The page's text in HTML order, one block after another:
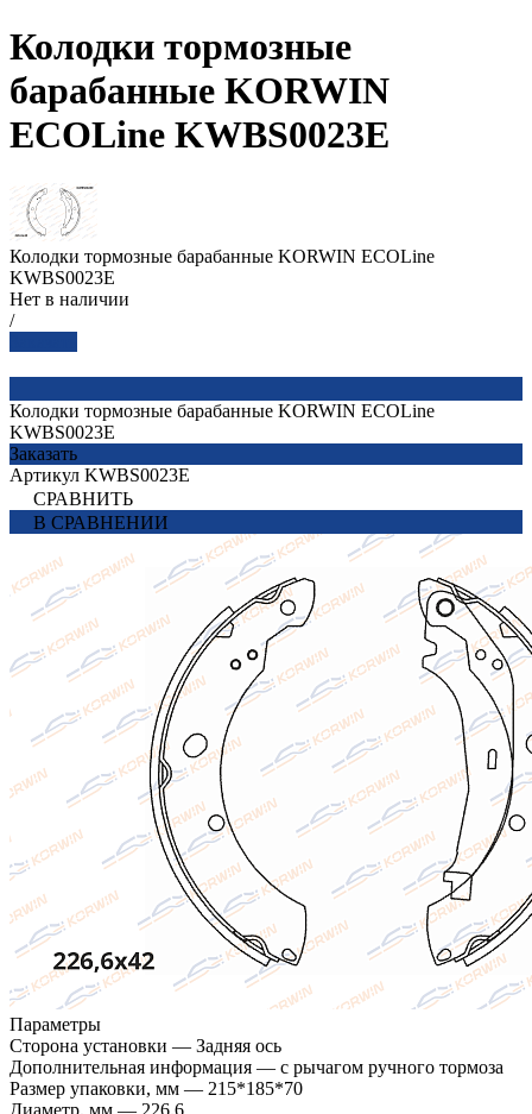
Колодки тормозные
барабанные KORWIN
ECOLine KWBS0023E
Колодки тормозные барабанные KORWIN ECOLine
KWBS0023E
Нет в наличии
/
Колодки тормозные барабанные KORWIN ECOLine
KWBS0023E
Заказать
Артикул KWBS0023E
СРАВНИТЬ
В СРАВНЕНИИ
Параметры
Сторона установки — Задняя ось
Дополнительная информация — с рычагом ручного тормоза
Размер упаковки, мм — 215*185*70
Диаметр, мм — 226.6